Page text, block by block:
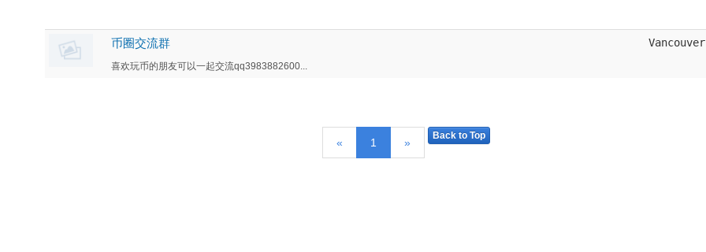
币圈交流群
喜欢玩币的朋友可以一起交流qq3983882600...
Vancouver
« 1 »
Back to Top